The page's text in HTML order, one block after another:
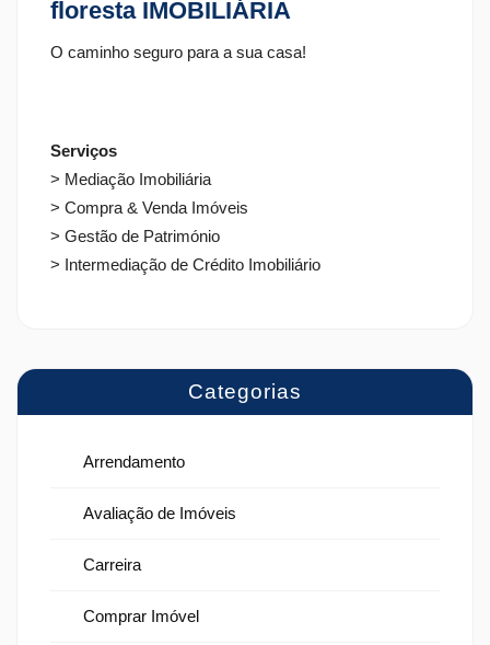
floresta IMOBILIÁRIA
O caminho seguro para a sua casa!
Serviços
> Mediação Imobiliária
> Compra & Venda Imóveis
> Gestão de Património
> Intermediação de Crédito Imobiliário
Categorias
Arrendamento
Avaliação de Imóveis
Carreira
Comprar Imóvel